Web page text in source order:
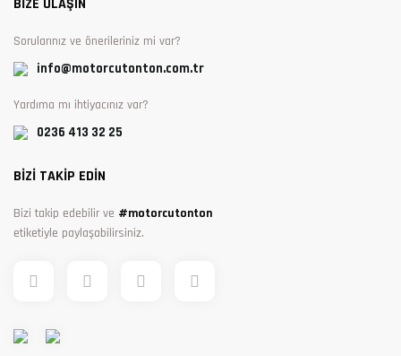
BİZE ULAŞIN
Sorularınız ve önerileriniz mi var?
info@motorcutonton.com.tr
Yardıma mı ihtiyacınız var?
0236 413 32 25
BİZİ TAKİP EDİN
Bizi takip edebilir ve #motorcutonton
etiketiyle paylaşabilirsiniz.